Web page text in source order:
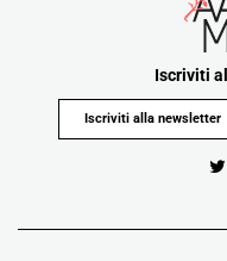
Iscriviti